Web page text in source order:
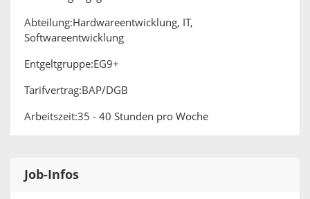
Abteilung:Hardwareentwicklung, IT,
Softwareentwicklung
Entgeltgruppe:EG9+
Tarifvertrag:BAP/DGB
Arbeitszeit:35 - 40 Stunden pro Woche
Job-Infos